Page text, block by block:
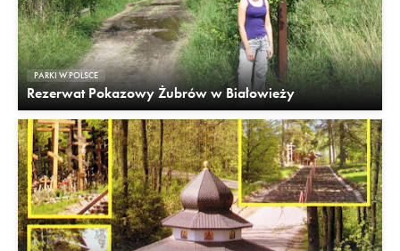
PARKI W POLSCE
Rezerwat Pokazowy Żubrów w Białowieży